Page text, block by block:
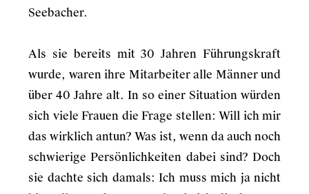
Seebacher.
Als sie bereits mit 30 Jahren Führungskraft
wurde, waren ihre Mitarbeiter alle Männer und
über 40 Jahre alt. In so einer Situation würden
sich viele Frauen die Frage stellen: Will ich mir
das wirklich antun? Was ist, wenn da auch noch
schwierige Persönlichkeiten dabei sind? Doch
sie dachte sich damals: Ich muss mich ja nicht